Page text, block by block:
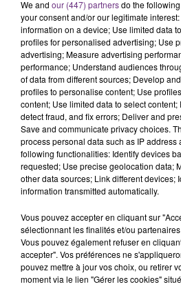
7 août 2026
LA CENTRALE
TOUJOURS À L'ARRÊT
Cela fait déjà une semaine
nucléaire ardennaise est à
justifiée par la sécheresse
présente.
7 août 2026
LE MAGASIN JOUÉCLUB
SES PORTES
C'était l'une des institutions
We and our (447) partnersdo the
your consent and/or our legitimate
information on a device; Use limited data
profiles for personalised advertising; Use
advertising; Measure advertising
performance; Understand audiences
of data from different sources; Develop
profiles to personalise content; Use
content; Use limited data to select
detect fraud, and fix errors; Deliver and
Save and communicate privacy choices.
process personal data such as IP address
following functionalities: Identify devices
requested; Use precise geolocation data;
other data sources; Link different devices;
information transmitted automatically.
Vous pouvez accepter en cliquant sur
sélectionnant les finalités et/ou
Vous pouvez également refuser en
accepter". Vos préférences ne
pouvez mettre à jour vos choix, ou retirer
moment via le lien "Gérer les cookies"